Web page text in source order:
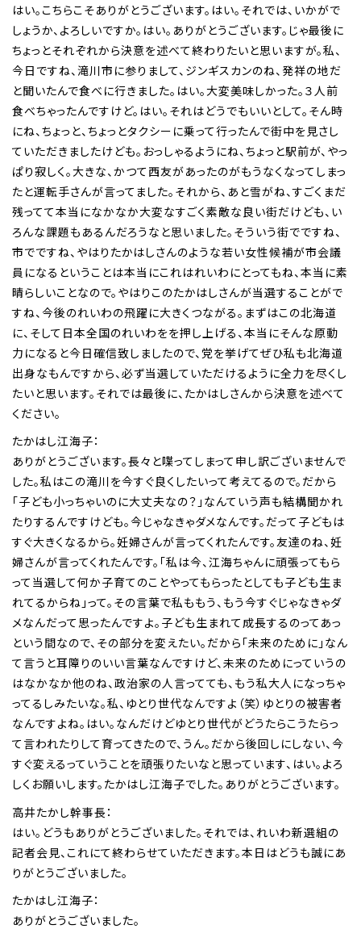
はい。こちらこそありがとうございます。はい。それでは、いかがで
しょうか、よろしいですか。はい。ありがとうございます。じゃ最後に
ちょっとそれぞれから決意を述べて終わりたいと思いますが。私、
今日ですね、滝川市に参りまして、ジンギスカンのね、発祥の地だ
と聞いたんで食べに行きました。はい。大変美味しかった。３人前
食べちゃったんですけど。はい。それはどうでもいいとして。そん時
にね、ちょっと、ちょっとタクシーに乗って行ったんで街中を見さし
ていただきましたけども。おっしゃるようにね、ちょっと駅前が、やっ
ぱり寂しく。大きな、かつて西友があったのがもうなくなってしまっ
たと運転手さんが言ってました。それから、あと雪がね、すごくまだ
残ってて本当になかなか大変なすごく素敵な良い街だけども、い
ろんな課題もあるんだろうなと思いました。そういう街でですね、
市でですね、やはりたかはしさんのような若い女性候補が市会議
員になるということは本当にこれはれいわにとってもね、本当に素
晴らしいことなので。やはりこのたかはしさんが当選することがで
すね、今後のれいわの飛躍に大きくつながる。まずはこの北海道
に、そして日本全国のれいわをを押し上げる、本当にそんな原動
力になると今日確信致しましたので、党を挙げてぜひ私も北海道
出身なもんですから、必ず当選していただけるように全力を尽くし
たいと思います。それでは最後に、たかはしさんから決意を述べて
ください。
たかはし江海子：
ありがとうございます。長々と喋ってしまって申し訳ございませんで
した。私はこの滝川を今すぐ良くしたいって考えてるので。だから
「子ども小っちゃいのに大丈夫なの？」なんていう声も結構聞かれ
たりするんですけども。今じゃなきゃダメなんです。だって子どもは
すぐ大きくなるから。妊婦さんが言ってくれたんです。友達のね、妊
婦さんが言ってくれたんです。「私は今、江海ちゃんに頑張ってもら
って当選して何か子育てのことやってもらったとしても子ども生ま
れてるからね」って。その言葉で私ももう、もう今すぐじゃなきゃダ
メなんだって思ったんですよ。子ども生まれて成長するのってあっ
という間なので、その部分を変えたい。だから「未来のために」なん
て言うと耳障りのいい言葉なんですけど、未来のためにっていうの
はなかなか他のね、政治家の人言ってても、もう私大人になっちゃ
ってるしみたいな。私、ゆとり世代なんですよ（笑）ゆとりの被害者
なんですよね。はい。なんだけどゆとり世代がどうたらこうたらっ
て言われたりして育ってきたので、うん。だから後回しにしない、今
すぐ変えるっていうことを頑張りたいなと思っています、はい。よろ
しくお願いします。たかはし江海子でした。ありがとうございます。
高井たかし幹事長：
はい。どうもありがとうございました。それでは、れいわ新選組の
記者会見、これにて終わらせていただきます。本日はどうも誠にあ
りがとうございました。
たかはし江海子：
ありがとうございました。